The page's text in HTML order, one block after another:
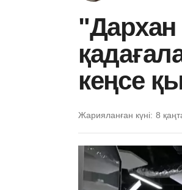
кеңсе
Жарияланған күні: 8